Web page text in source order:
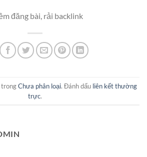
đăng bài, rải backlink
trongChưa phân loại. Đánh dấu liên kết thường
trực.